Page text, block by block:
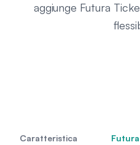
aggiunge Futura
Caratteristica